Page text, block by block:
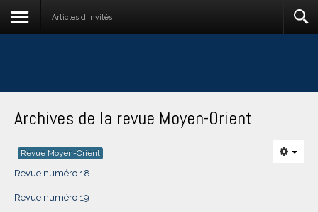
Articles d'invités
Archives de la revue Moyen-Orient
Revue Moyen-Orient
Revue numéro 18
Revue numéro 19